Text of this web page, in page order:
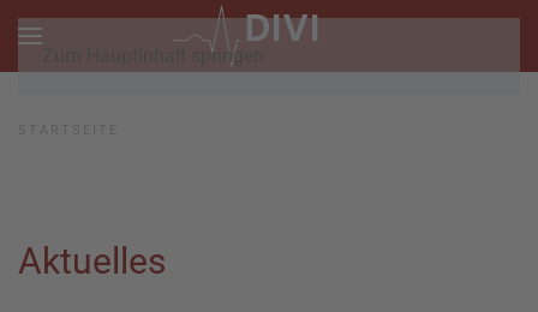
Zum Hauptinhalt springen
Aktuelles